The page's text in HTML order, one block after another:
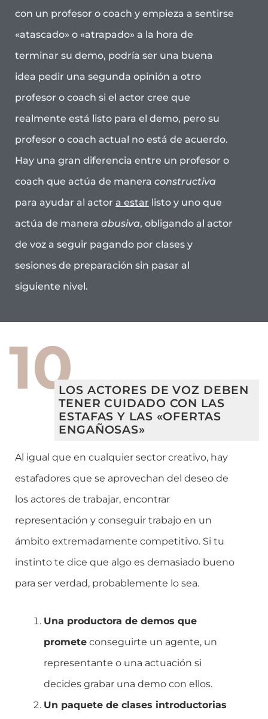
con un profesor o coach y empieza a sentirse
«atascado» o «atrapado» a la hora de
terminar su demo, podría ser una buena
idea pedir una segunda opinión a otro
profesor o coach si el actor cree que
realmente está listo para el demo, pero su
profesor o coach actual no está de acuerdo.
Hay una gran diferencia entre un profesor o
coach que actúa de manera constructiva
para ayudar al actor a estar listo y uno que
actúa de manera abusiva, obligando al actor
de voz a seguir pagando por clases y
sesiones de preparación sin pasar al
siguiente nivel.
10LOS ACTORES DE VOZ DEBEN
TENER CUIDADO CON LAS
ESTAFAS Y LAS «OFERTAS
ENGAÑOSAS»
Al igual que en cualquier sector creativo, hay
estafadores que se aprovechan del deseo de
los actores de trabajar, encontrar
representación y conseguir trabajo en un
ámbito extremadamente competitivo. Si tu
instinto te dice que algo es demasiado bueno
para ser verdad, probablemente lo sea.
Una productora de demos que
promete conseguirte un agente, un
representante o una actuación si
decides grabar una demo con ellos.
Un paquete de clases introductorias